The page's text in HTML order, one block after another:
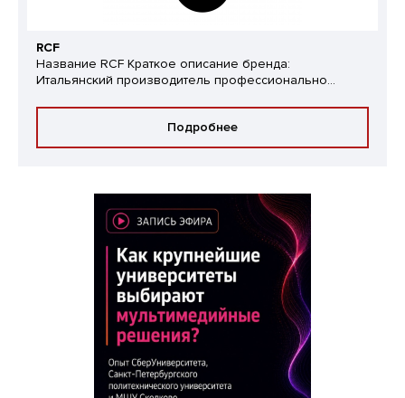
RCF
Название RCF Краткое описание бренда:
Итальянский производитель профессионально...
Подробнее